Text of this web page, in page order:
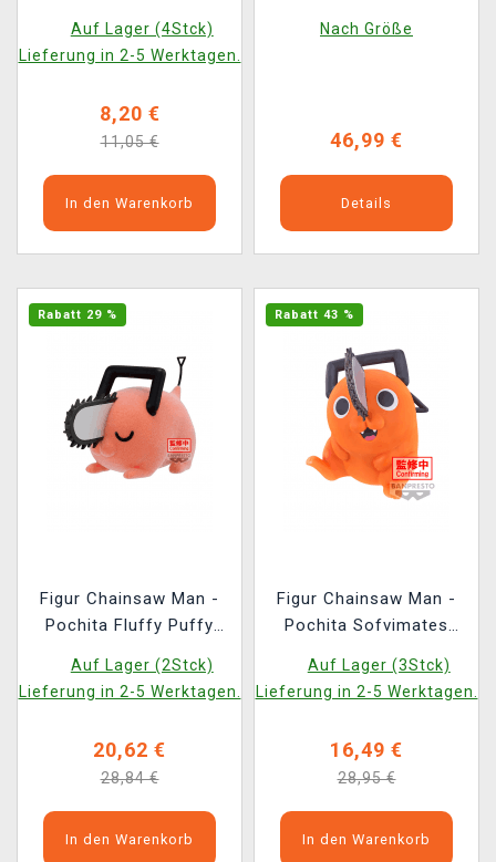
Auf Lager (4Stck)
Lieferung in 2-5 Werktagen.
8,20 €
11,05 €
In den Warenkorb
Nach Größe
46,99 €
Details
Rabatt 29 %
Figur Chainsaw Man -
Pochita Fluffy Puffy
Auf Lager (2Stck)
Lieferung in 2-5 Werktagen.
20,62 €
28,84 €
In den Warenkorb
Rabatt 43 %
Figur Chainsaw Man -
Pochita Sofvimates
Auf Lager (3Stck)
Lieferung in 2-5 Werktagen.
16,49 €
28,95 €
In den Warenkorb